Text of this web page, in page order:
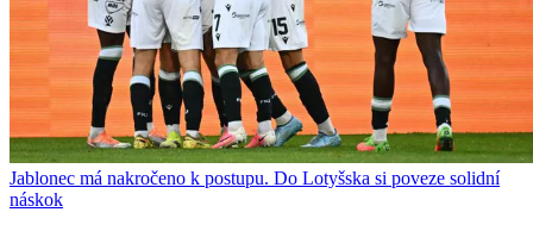
Jablonec má nakročeno k postupu. Do Lotyšska si poveze solidní
náskok